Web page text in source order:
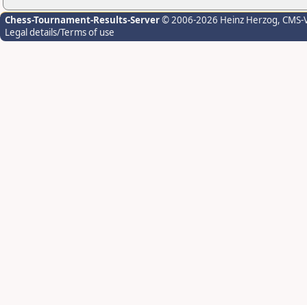
Chess-Tournament-Results-Server© 2006-2026 Heinz Herzog,
Legal details/Terms of use